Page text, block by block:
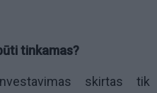
tinkamas?
skirtas tik